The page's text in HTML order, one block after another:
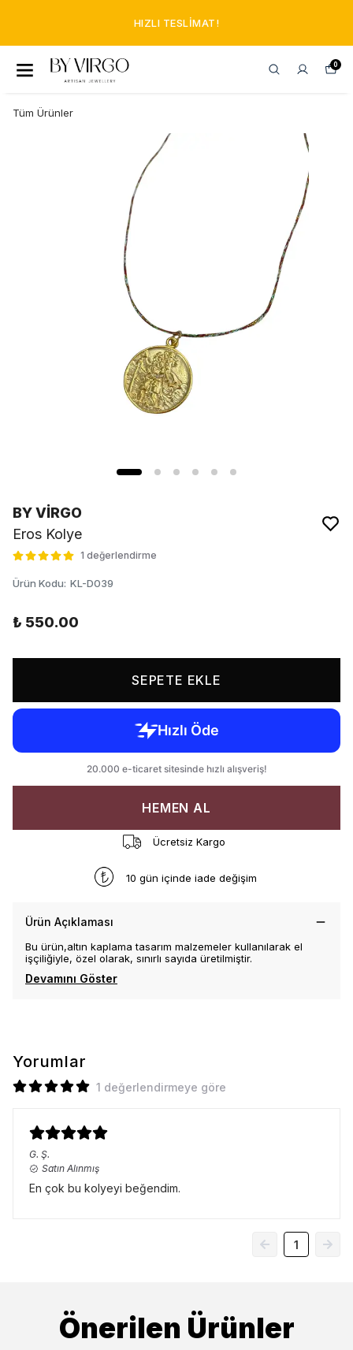
HIZLI TESLIMAT!
0
Tüm Ürünler
BY VİRGO
Eros Kolye
1 değerlendirme
Ürün Kodu: KL-D039
₺ 550.00
SEPETE EKLE
HEMEN AL
Ücretsiz Kargo
10 gün içinde iade değişim
Ürün Açıklaması
Bu ürün,altın kaplama tasarım malzemeler kullanılarak el
işçiliğiyle, özel olarak, sınırlı sayıda üretilmiştir.
Devamını Göster
Yorumlar
1 değerlendirmeye göre
G. Ş.
Satın Alınmış
En çok bu kolyeyi beğendim.
1
Önerilen Ürünler